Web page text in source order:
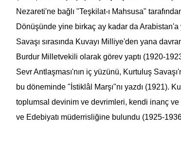
Nezareti'ne bağlı "Teşkilat-ı Mahsusa"
Dönüşünde yine birkaç ay kadar da
Savaşı sırasında Kuvayı Milliye'den yana
Burdur Milletvekili olarak görev yaptı (1920-
Sevr Antlaşması'nın iç yüzünü, Kurtuluş
bu döneminde "İstiklâl Marşı"nı yazdı (1921).
toplumsal devinim ve devrimleri, kendi inanç ve
ve Edebiyatı müderrisliğine bulundu (1925-